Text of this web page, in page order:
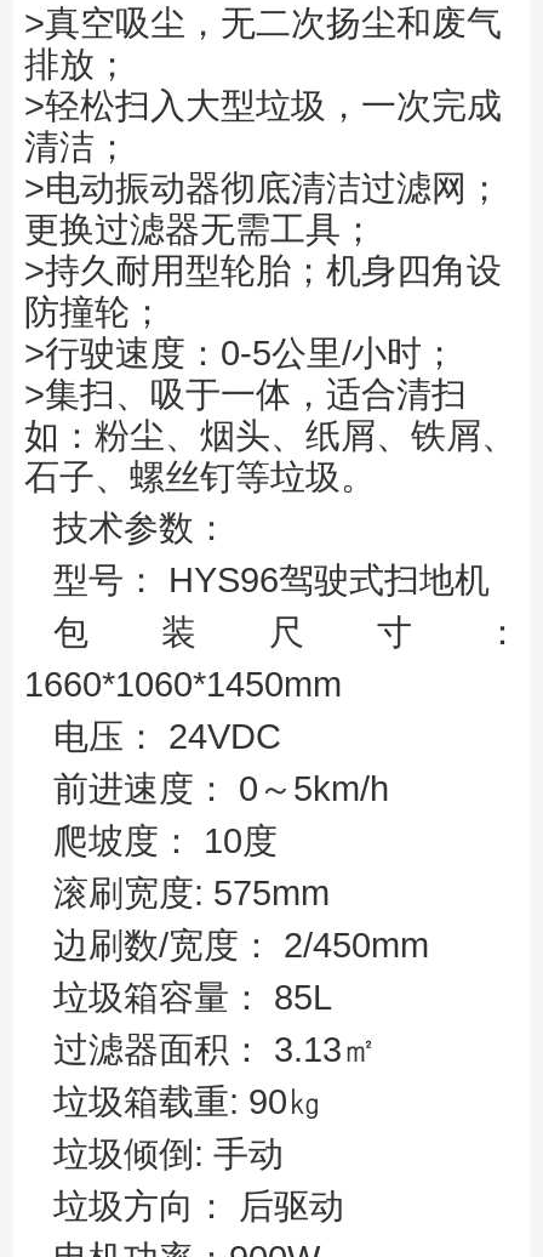
>真空吸尘，无二次扬尘和废气
排放；
>轻松扫入大型垃圾，一次完成
清洁；
>电动振动器彻底清洁过滤网；
更换过滤器无需工具；
>持久耐用型轮胎；机身四角设
防撞轮；
>行驶速度：0-5公里/小时；
>集扫、吸于一体，适合清扫
如：粉尘、烟头、纸屑、铁屑、
石子、螺丝钉等垃圾。
技术参数：
型号： HYS96驾驶式扫地机
包装尺寸：
1660*1060*1450mm
电压： 24VDC
前进速度： 0～5km/h
爬坡度： 10度
滚刷宽度: 575mm
边刷数/宽度： 2/450mm
垃圾箱容量： 85L
过滤器面积： 3.13㎡
垃圾箱载重: 90㎏
垃圾倾倒: 手动
垃圾方向： 后驱动